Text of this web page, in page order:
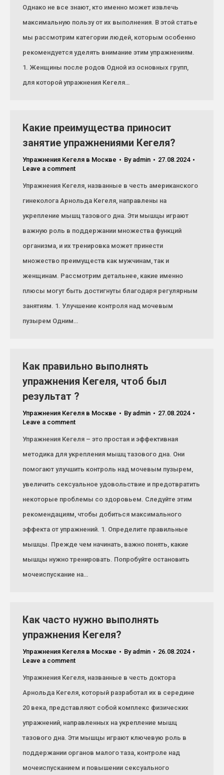
Однако не все знают, кто именно может извлечь
максимальную пользу от их выполнения. В этой статье
мы рассмотрим категории людей, которым особенно
рекомендуется уделять внимание этим упражнениям.
1. Женщины после родов Одной из основных групп,
для которой упражнения Кегеля…
Какие преимущества приносит
занятие упражнениями Кегеля?
Упражнения Кегеля в Москве By admin
27.08.2024
Leave a comment
Упражнения Кегеля, названные в честь американского
гинеколога Арнольда Кегеля, направлены на
укрепление мышц тазового дна. Эти мышцы играют
важную роль в поддержании множества функций
организма, и их тренировка может принести
множество преимуществ как мужчинам, так и
женщинам. Рассмотрим детальнее, какие именно
плюсы могут быть достигнуты благодаря регулярным
занятиям. 1. Улучшение контроля над мочевым
пузырем Одним…
Как правильно выполнять
упражнения Кегеля, чтоб был
результат ?
Упражнения Кегеля в Москве By admin
27.08.2024
Leave a comment
Упражнения Кегеля – это простая и эффективная
методика для укрепления мышц тазового дна. Они
помогают улучшить контроль над мочевым пузырем,
увеличить сексуальное удовольствие и предотвратить
некоторые проблемы со здоровьем. Следуйте этим
рекомендациям, чтобы добиться максимального
эффекта от упражнений. 1. Определите правильные
мышцы. Прежде чем начинать, важно понять, какие
мышцы нужно тренировать. Попробуйте остановить
мочеиспускание на…
Как часто нужно выполнять
упражнения Кегеля?
Упражнения Кегеля в Москве By admin
26.08.2024
Leave a comment
Упражнения Кегеля, названные в честь доктора
Арнольда Кегеля, который разработал их в середине
20 века, представляют собой комплекс физических
упражнений, направленных на укрепление мышц
тазового дна. Эти мышцы играют ключевую роль в
поддержании органов малого таза, контроле над
мочеиспусканием и повышении сексуального